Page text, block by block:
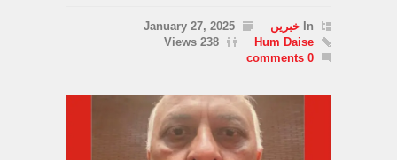
In خبریں
January 27, 2025
Hum Daise
238 Views
0 comments